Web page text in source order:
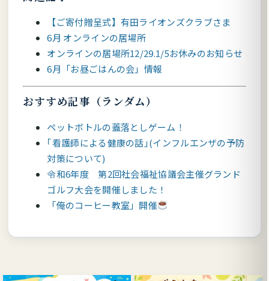
【ご寄付贈呈式】有田ライオンズクラブさま
6月 オンラインの居場所
オンラインの居場所12/29.1/5お休みのお知らせ
6月「お昼ごはんの会」情報
おすすめ記事（ランダム）
ペットボトルの蓋落としゲーム！
｢看護師による健康の話｣(インフルエンザの予防
対策について)
令和6年度 第2回社会福祉協議会主催グランド
ゴルフ大会を開催しました！
「俺のコーヒー教室」開催